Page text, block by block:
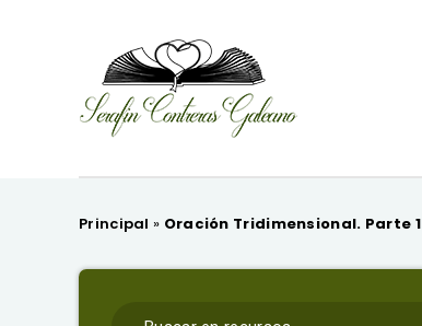
Principal » Oración Tridimensional. Parte 1